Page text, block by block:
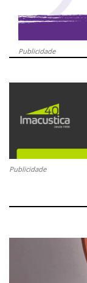
Publicidade
Publicidade